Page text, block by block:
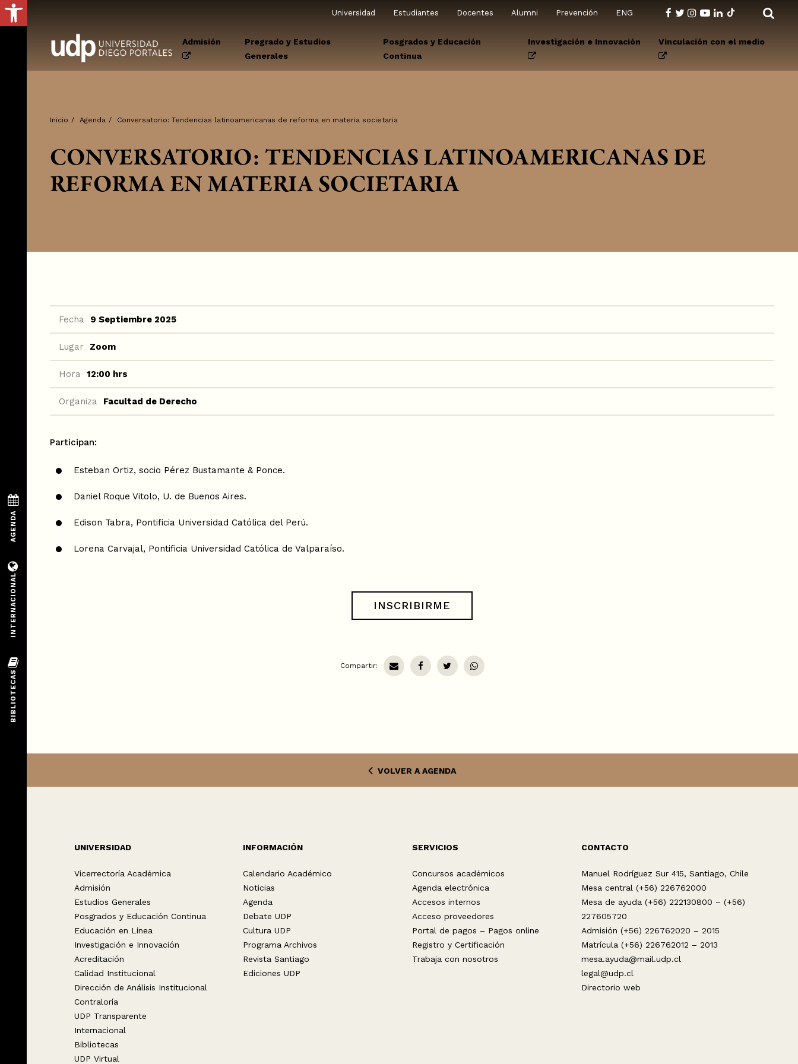
Universidad Estudiantes Docentes Alumni Prevención ENG
Admisión
Pregrado y Estudios
Generales
Posgrados y Educación
Continua
Investigación e Innovación Vinculación con el medio
Inicio / Agenda / Conversatorio: Tendencias latinoamericanas de reforma en materia societaria
CONVERSATORIO: TENDENCIAS LATINOAMERICANAS DE
REFORMA EN MATERIA SOCIETARIA
Fecha 9 Septiembre 2025
Lugar Zoom
Hora 12:00 hrs
Organiza Facultad de Derecho
Participan:
Esteban Ortiz, socio Pérez Bustamante & Ponce.
Daniel Roque Vitolo, U. de Buenos Aires.
Edison Tabra, Pontificia Universidad Católica del Perú.
Lorena Carvajal, Pontificia Universidad Católica de Valparaíso.
INSCRIBIRME
Compartir:
VOLVER A AGENDA
UNIVERSIDAD
Vicerrectoría Académica
Admisión
Estudios Generales
Posgrados y Educación Continua
Educación en Línea
Investigación e Innovación
Acreditación
Calidad Institucional
Dirección de Análisis Institucional
Contraloría
UDP Transparente
Internacional
Bibliotecas
UDP Virtual
INFORMACIÓN
Calendario Académico
Noticias
Agenda
Debate UDP
Cultura UDP
Programa Archivos
Revista Santiago
Ediciones UDP
SERVICIOS
Concursos académicos
Agenda electrónica
Accesos internos
Acceso proveedores
Portal de pagos – Pagos online
Registro y Certificación
Trabaja con nosotros
CONTACTO
Manuel Rodríguez Sur 415, Santiago, Chile
Mesa central (+56) 226762000
Mesa de ayuda (+56) 222130800 – (+56)
227605720
Admisión (+56) 226762020 – 2015
Matrícula (+56) 226762012 – 2013
mesa.ayuda@mail.udp.cl
legal@udp.cl
Directorio web